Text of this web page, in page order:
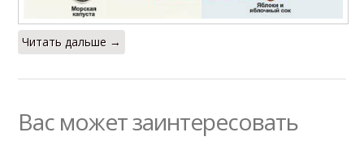
Читать дальше →
Вас может заинтересовать